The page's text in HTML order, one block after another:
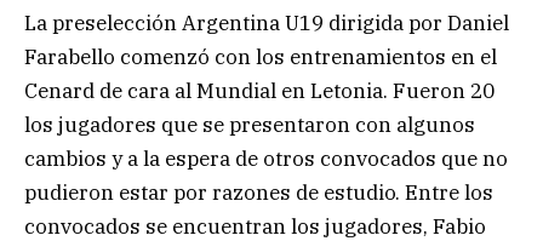
La preselección Argentina U19 dirigida por Daniel
Farabello comenzó con los entrenamientos en el
Cenard de cara al Mundial en Letonia. Fueron 20
los jugadores que se presentaron con algunos
cambios y a la espera de otros convocados que no
pudieron estar por razones de estudio. Entre los
convocados se encuentran los jugadores, Fabio